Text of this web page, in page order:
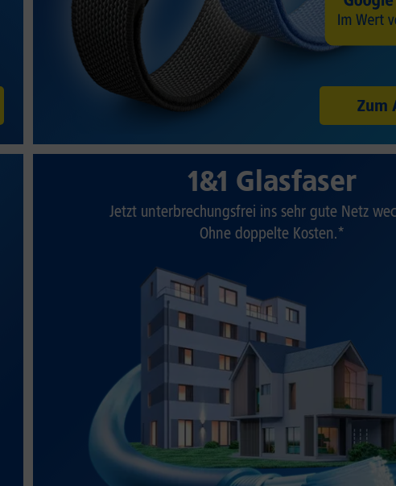
Zum
1&1 Glasfaser
Jetzt unterbrechungsfrei ins sehr gute Netz
Ohne doppelte Kosten.*